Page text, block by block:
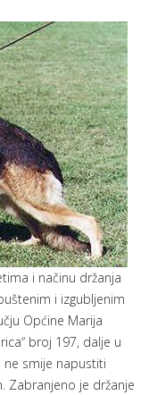
i načinu držanja
i izgubljenim
Općine Marija
broj 197, dalje u
ne smije napustiti
Zabranjeno je držanje